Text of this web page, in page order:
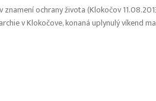
znamení ochrany života (Klokočov
v Klokočove, konaná uplynulý víkend